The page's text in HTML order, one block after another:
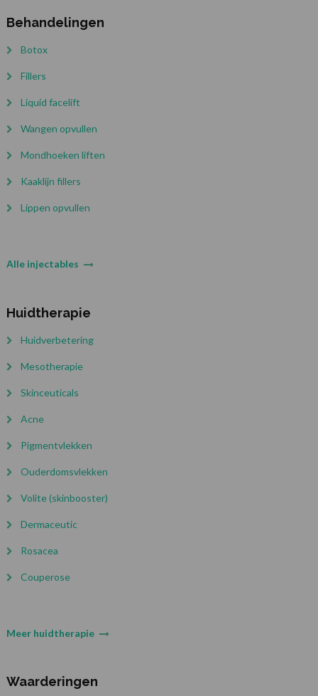
Behandelingen
Botox
Fillers
Liquid facelift
Wangen opvullen
Mondhoeken liften
Kaaklijn fillers
Lippen opvullen
Alle injectables
Huidtherapie
Huidverbetering
Mesotherapie
Skinceuticals
Acne
Pigmentvlekken
Ouderdomsvlekken
Volite (skinbooster)
Dermaceutic
Rosacea
Couperose
Meer huidtherapie
Waarderingen